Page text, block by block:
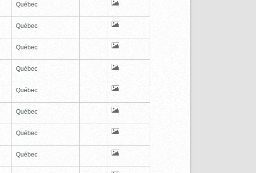
Québec
Québec
Québec
Québec
Québec
Québec
Québec
Québec